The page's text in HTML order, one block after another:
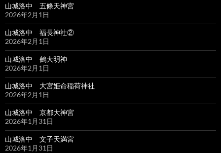
山城洛中 五條天神宮
2026年2月1日
山城洛中 福長神社②
2026年2月1日
山城洛中 鵺大明神
2026年2月1日
山城洛中 大宮姫命稲荷神社
2026年2月1日
山城洛中 京都大神宮
2026年1月31日
山城洛中 文子天満宮
2026年1月31日